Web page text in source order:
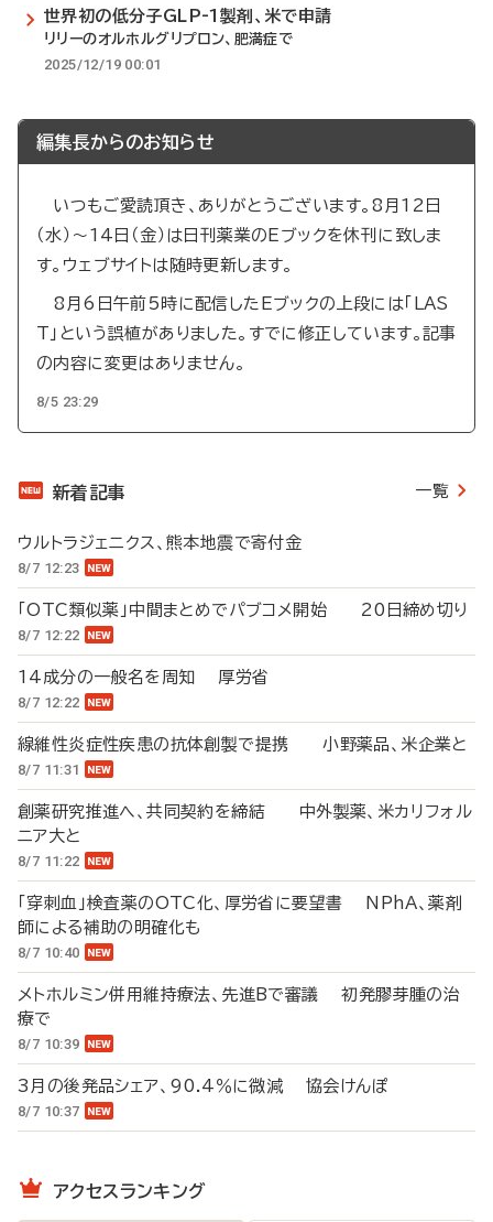
世界初の低分子GLP-1製剤、米で申請
リリーのオルホルグリプロン、肥満症で
2025/12/19 00:01
編集長からのお知らせ
いつもご愛読頂き、ありがとうございます。8月12日
（水）～14日（金）は日刊薬業のEブックを休刊に致しま
す。ウェブサイトは随時更新します。
8月6日午前5時に配信したEブックの上段には「LAS
T」という誤植がありました。すでに修正しています。記事
の内容に変更はありません。
8/5 23:29
新着記事 一覧
ウルトラジェニクス、熊本地震で寄付金
8/7 12:23
「OTC類似薬」中間まとめでパブコメ開始 20日締め切り
8/7 12:22
14成分の一般名を周知 厚労省
8/7 12:22
線維性炎症性疾患の抗体創製で提携 小野薬品、米企業と
8/7 11:31
創薬研究推進へ、共同契約を締結 中外製薬、米カリフォル
ニア大と
8/7 11:22
「穿刺血」検査薬のOTC化、厚労省に要望書 NPhA、薬剤
師による補助の明確化も
8/7 10:40
メトホルミン併用維持療法、先進Bで審議 初発膠芽腫の治
療で
8/7 10:39
3月の後発品シェア、90.4％に微減 協会けんぽ
8/7 10:37
アクセスランキング